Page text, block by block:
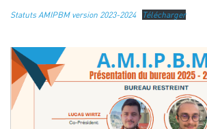
Statuts AMIPBM version 2023-2024 Télécharger